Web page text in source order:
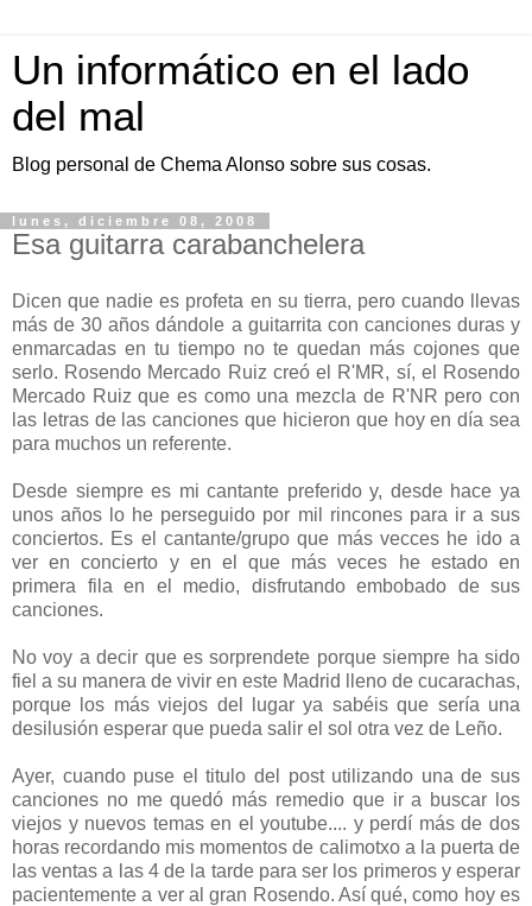
Un informático en el lado
del mal
Blog personal de Chema Alonso sobre sus cosas.
lunes, diciembre 08, 2008
Esa guitarra carabanchelera
Dicen que nadie es profeta en su tierra, pero cuando llevas
más de 30 años dándole a guitarrita con canciones duras y
enmarcadas en tu tiempo no te quedan más cojones que
serlo. Rosendo Mercado Ruiz creó el R'MR, sí, el Rosendo
Mercado Ruiz que es como una mezcla de R'NR pero con
las letras de las canciones que hicieron que hoy en día sea
para muchos un referente.
Desde siempre es mi cantante preferido y, desde hace ya
unos años lo he perseguido por mil rincones para ir a sus
conciertos. Es el cantante/grupo que más vecces he ido a
ver en concierto y en el que más veces he estado en
primera fila en el medio, disfrutando embobado de sus
canciones.
No voy a decir que es sorprendete porque siempre ha sido
fiel a su manera de vivir en este Madrid lleno de cucarachas,
porque los más viejos del lugar ya sabéis que sería una
desilusión esperar que pueda salir el sol otra vez de Leño.
Ayer, cuando puse el titulo del post utilizando una de sus
canciones no me quedó más remedio que ir a buscar los
viejos y nuevos temas en el youtube.... y perdí más de dos
horas recordando mis momentos de calimotxo a la puerta de
las ventas a las 4 de la tarde para ser los primeros y esperar
pacientemente a ver al gran Rosendo. Así qué, como hoy es